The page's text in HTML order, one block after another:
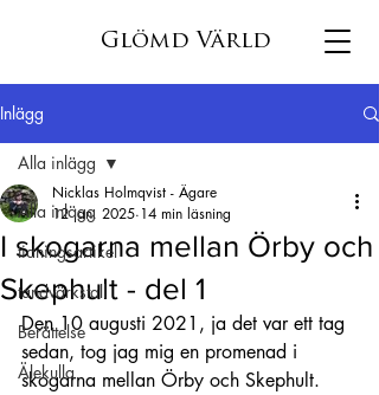
Glömd Värld
Inlägg
Alla inlägg
tidningsartikel
tandvärkstall
Berättelse
Älekulla
Alla inlägg
I skogarna mellan Örby och
Skephult - del 1
Nicklas Holmqvist - Ägare
12 jan. 2025 14 min läsning
Den 10 augusti 2021, ja det var ett tag
sedan, tog jag mig en promenad i
skogarna mellan Örby och Skephult.